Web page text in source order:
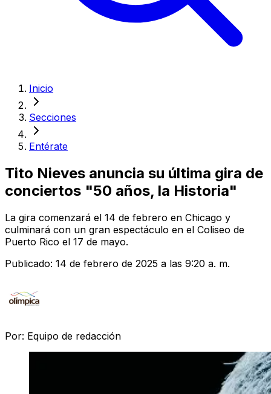
Inicio
Secciones
Entérate
Tito Nieves anuncia su última gira de
conciertos "50 años, la Historia"
La gira comenzará el 14 de febrero en Chicago y
culminará con un gran espectáculo en el Coliseo de
Puerto Rico el 17 de mayo.
Publicado: 14 de febrero de 2025 a las 9:20 a. m.
Por: Equipo de redacción